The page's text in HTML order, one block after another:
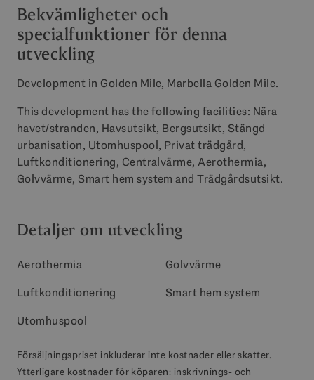
Bekvämligheter och
specialfunktioner för denna
utveckling
Development in Golden Mile, Marbella Golden Mile.
This development has the following facilities: Nära
havet/stranden, Havsutsikt, Bergsutsikt, Stängd
urbanisation, Utomhuspool, Privat trädgård,
Luftkonditionering, Centralvärme, Aerothermia,
Golvvärme, Smart hem system and Trädgårdsutsikt.
Detaljer om utveckling
Aerothermia
Golvvärme
Luftkonditionering
Smart hem system
Utomhuspool
Försäljningspriset inkluderar inte kostnader eller skatter.
Ytterligare kostnader för köparen: inskrivnings- och